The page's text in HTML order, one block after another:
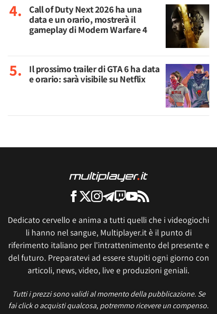
Call of Duty Next 2026 ha una
data e un orario, mostrerà il
gameplay di Modern Warfare 4
Il prossimo trailer di GTA 6 ha data
e orario: sarà visibile su Netflix
Dedicato cervello e anima a tutti quelli che i videogiochi
li hanno nel sangue, Multiplayer.it è il punto di
riferimento italiano per l'intrattenimento del presente e
del futuro. Preparatevi ad essere stupiti ogni giorno con
articoli, news, video, live e produzioni geniali.
Tutti i prezzi sono validi al momento della pubblicazione. Se
fai click o acquisti qualcosa, potremmo ricevere un compenso.